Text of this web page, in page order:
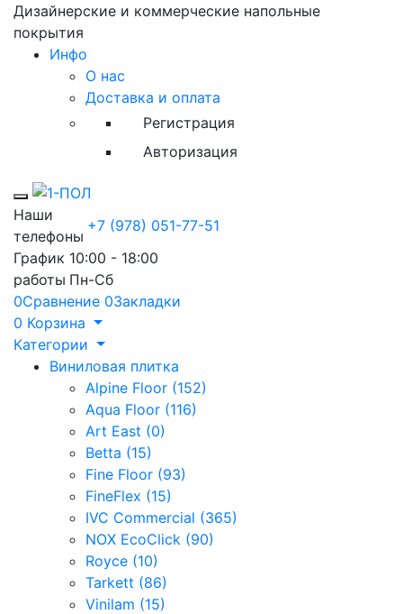
Дизайнерские и коммерческие напольные
покрытия
Инфо
О нас
Доставка и оплата
Регистрация
Авторизация
Toggle mobile menu
Наши
телефоны
+7 (978) 051-77-51
График
работы
10:00 - 18:00
Пн-Сб
0Сравнение 0Закладки
0 Корзина
Категории
Виниловая плитка
Alpine Floor (152)
Aqua Floor (116)
Art East (0)
Betta (15)
Fine Floor (93)
FineFlex (15)
IVC Commercial (365)
NOX EcoClick (90)
Royce (10)
Tarkett (86)
Vinilam (15)